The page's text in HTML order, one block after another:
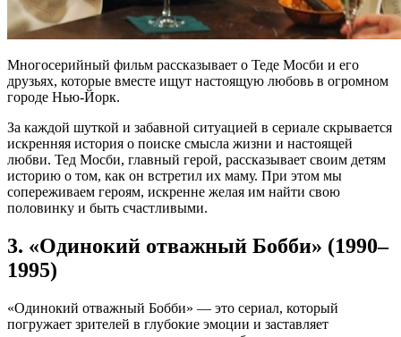
Многосерийный фильм рассказывает о Теде Мосби и его
друзьях, которые вместе ищут настоящую любовь в огромном
городе Нью-Йорк.
За каждой шуткой и забавной ситуацией в сериале скрывается
искренняя история о поиске смысла жизни и настоящей
любви. Тед Мосби, главный герой, рассказывает своим детям
историю о том, как он встретил их маму. При этом мы
сопереживаем героям, искренне желая им найти свою
половинку и быть счастливыми.
3. «Одинокий отважный Бобби» (1990–
1995)
«Одинокий отважный Бобби» — это сериал, который
погружает зрителей в глубокие эмоции и заставляет